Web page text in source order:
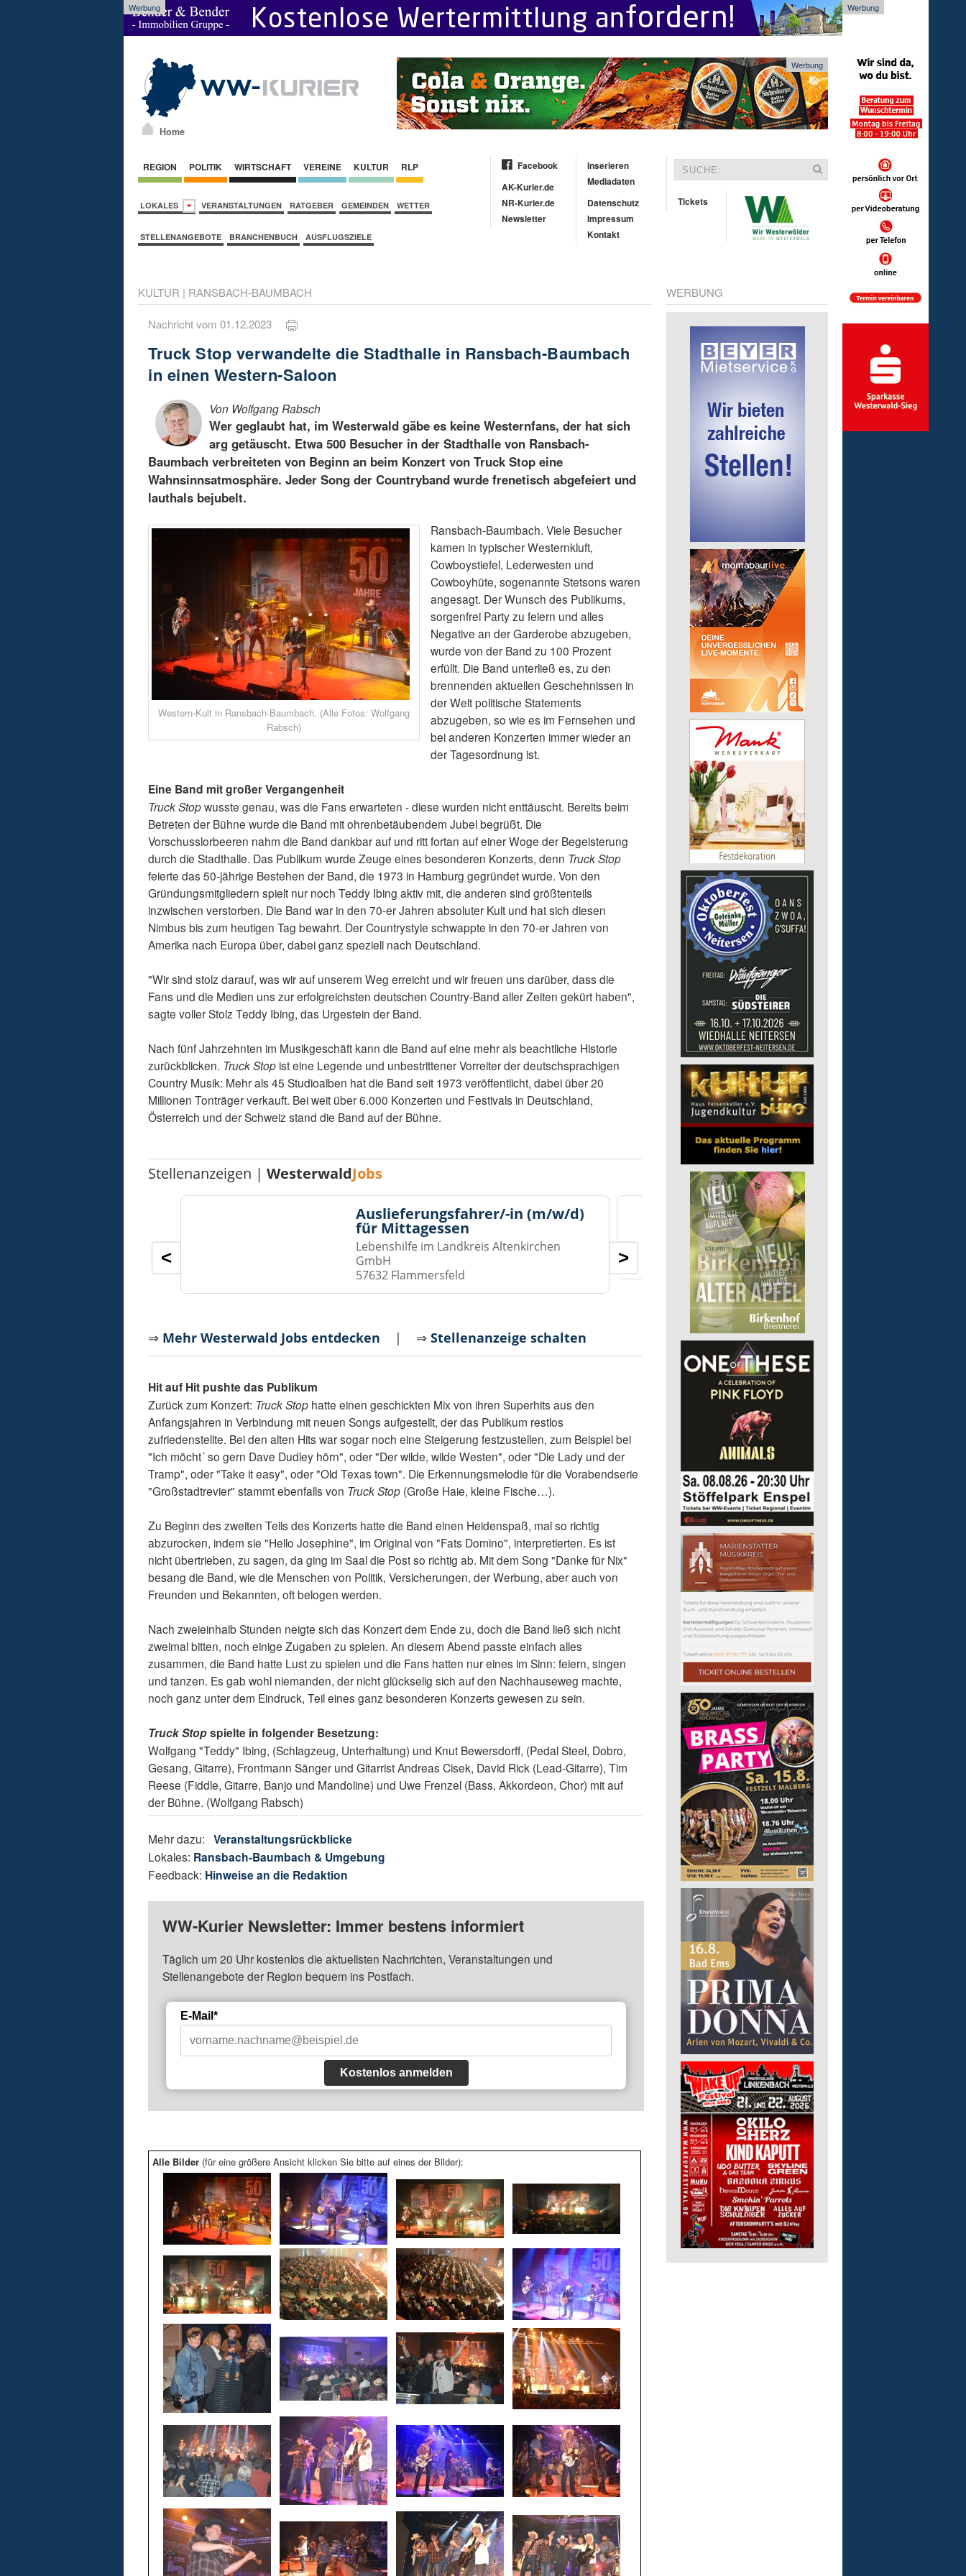
Werbung Werbung
Home
Werbung
REGION POLITIK WIRTSCHAFT VEREINE KULTUR RLP
LOKALES VERANSTALTUNGEN RATGEBER GEMEINDEN WETTER
STELLENANGEBOTE BRANCHENBUCH AUSFLUGSZIELE
Facebook
AK-Kurier.de
NR-Kurier.de
Newsletter
Inserieren
Mediadaten
Datenschutz
Impressum
Kontakt
Tickets
KULTUR | RANSBACH-BAUMBACH
Nachricht vom 01.12.2023
Truck Stop verwandelte die Stadthalle in Ransbach-Baumbach
in einen Western-Saloon
Von Wolfgang Rabsch
Wer geglaubt hat, im Westerwald gäbe es keine Westernfans, der hat sich
arg getäuscht. Etwa 500 Besucher in der Stadthalle von Ransbach-
Baumbach verbreiteten von Beginn an beim Konzert von Truck Stop eine
Wahnsinnsatmosphäre. Jeder Song der Countryband wurde frenetisch abgefeiert und
lauthals bejubelt.
Western-Kult in Ransbach-Baumbach. (Alle Fotos: Wolfgang
Rabsch)
Ransbach-Baumbach. Viele Besucher
kamen in typischer Westernkluft,
Cowboystiefel, Lederwesten und
Cowboyhüte, sogenannte Stetsons waren
angesagt. Der Wunsch des Publikums,
sorgenfrei Party zu feiern und alles
Negative an der Garderobe abzugeben,
wurde von der Band zu 100 Prozent
erfüllt. Die Band unterließ es, zu den
brennenden aktuellen Geschehnissen in
der Welt politische Statements
abzugeben, so wie es im Fernsehen und
bei anderen Konzerten immer wieder an
der Tagesordnung ist.
Eine Band mit großer Vergangenheit
Truck Stopwusste genau, was die Fans erwarteten - diese wurden nicht enttäuscht. Bereits beim
Betreten der Bühne wurde die Band mit ohrenbetäubendem Jubel begrüßt. Die
Vorschusslorbeeren nahm die Band dankbar auf und ritt fortan auf einer Woge der Begeisterung
durch die Stadthalle. Das Publikum wurde Zeuge eines besonderen Konzerts, denn Truck Stop
feierte das 50-jährige Bestehen der Band, die 1973 in Hamburg gegründet wurde. Von den
Gründungsmitgliedern spielt nur noch Teddy Ibing aktiv mit, die anderen sind größtenteils
inzwischen verstorben. Die Band war in den 70-er Jahren absoluter Kult und hat sich diesen
Nimbus bis zum heutigen Tag bewahrt. Der Countrystyle schwappte in den 70-er Jahren von
Amerika nach Europa über, dabei ganz speziell nach Deutschland.
"Wir sind stolz darauf, was wir auf unserem Weg erreicht und wir freuen uns darüber, dass die
Fans und die Medien uns zur erfolgreichsten deutschen Country-Band aller Zeiten gekürt haben",
sagte voller Stolz Teddy Ibing, das Urgestein der Band.
Nach fünf Jahrzehnten im Musikgeschäft kann die Band auf eine mehr als beachtliche Historie
zurückblicken. Truck Stop ist eine Legende und unbestrittener Vorreiter der deutschsprachigen
Country Musik: Mehr als 45 Studioalben hat die Band seit 1973 veröffentlicht, dabei über 20
Millionen Tonträger verkauft. Bei weit über 6.000 Konzerten und Festivals in Deutschland,
Österreich und der Schweiz stand die Band auf der Bühne.
Stellenanzeigen |WesterwaldJobs
Auslieferungsfahrer/-in (m/w/d)
für Mittagessen
Lebenshilfe im Landkreis Altenkirchen
GmbH
57632 Flammersfeld
Kita - Assistenz (m/w/d)
Lebenshilfe im Landkreis
GmbH
51598 Friesenhagen
< >
⇒ Mehr Westerwald Jobs entdecken | ⇒Stellenanzeige schalten
Hit auf Hit pushte das Publikum
Zurück zum Konzert: Truck Stop hatte einen geschickten Mix von ihren Superhits aus den
Anfangsjahren in Verbindung mit neuen Songs aufgestellt, der das Publikum restlos
zufriedenstellte. Bei den alten Hits war sogar noch eine Steigerung festzustellen, zum Beispiel bei
"Ich möcht´ so gern Dave Dudley hörn", oder "Der wilde, wilde Westen", oder "Die Lady und der
Tramp", oder "Take it easy", oder "Old Texas town". Die Erkennungsmelodie für die Vorabendserie
"Großstadtrevier" stammt ebenfalls von Truck Stop (Große Haie, kleine Fische…).
Zu Beginn des zweiten Teils des Konzerts hatte die Band einen Heidenspaß, mal so richtig
abzurocken, indem sie "Hello Josephine", im Original von "Fats Domino", interpretierten. Es ist
nicht übertrieben, zu sagen, da ging im Saal die Post so richtig ab. Mit dem Song "Danke für Nix"
besang die Band, wie die Menschen von Politik, Versicherungen, der Werbung, aber auch von
Freunden und Bekannten, oft belogen werden.
Nach zweieinhalb Stunden neigte sich das Konzert dem Ende zu, doch die Band ließ sich nicht
zweimal bitten, noch einige Zugaben zu spielen. An diesem Abend passte einfach alles
zusammen, die Band hatte Lust zu spielen und die Fans hatten nur eines im Sinn: feiern, singen
und tanzen. Es gab wohl niemanden, der nicht glückselig sich auf den Nachhauseweg machte,
noch ganz unter dem Eindruck, Teil eines ganz besonderen Konzerts gewesen zu sein.
Truck Stopspielte in folgender Besetzung:
Wolfgang "Teddy" Ibing, (Schlagzeug, Unterhaltung) und Knut Bewersdorff, (Pedal Steel, Dobro,
Gesang, Gitarre), Frontmann Sänger und Gitarrist Andreas Cisek, David Rick (Lead-Gitarre), Tim
Reese (Fiddle, Gitarre, Banjo und Mandoline) und Uwe Frenzel (Bass, Akkordeon, Chor) mit auf
der Bühne. (Wolfgang Rabsch)
Mehr dazu:Veranstaltungsrückblicke
Lokales: Ransbach-Baumbach & Umgebung
Feedback: Hinweise an die Redaktion
WW-Kurier Newsletter: Immer bestens informiert
Täglich um 20 Uhr kostenlos die aktuellsten Nachrichten, Veranstaltungen und
Stellenangebote der Region bequem ins Postfach.
E-Mail*
Kostenlos anmelden
Alle Bilder (für eine größere Ansicht klicken Sie bitte auf eines der Bilder):
WERBUNG